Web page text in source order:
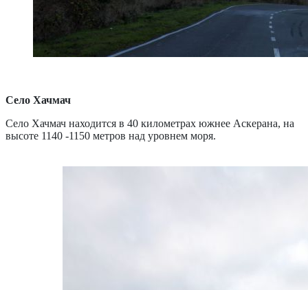
Село Хачмач
Село Хачмач находится в 40 километрах южнее Аскерана, на
высоте 1140 -1150 метров над уровнем моря.